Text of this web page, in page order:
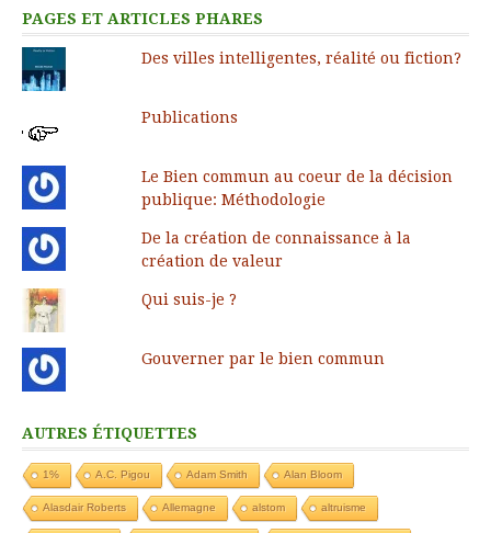
PAGES ET ARTICLES PHARES
Des villes intelligentes, réalité ou fiction?
Publications
Le Bien commun au coeur de la décision
publique: Méthodologie
De la création de connaissance à la
création de valeur
Qui suis-je ?
Gouverner par le bien commun
AUTRES ÉTIQUETTES
1% A.C. Pigou Adam Smith Alan Bloom
Alasdair Roberts Allemagne alstom altruisme